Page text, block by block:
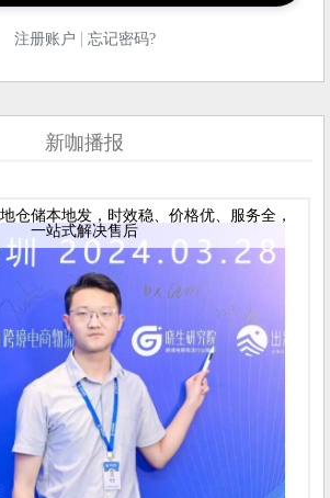
注册账户 | 忘记密码?
新咖播报
仓储本地发，时效稳、价格优、服务全，
一站式解决售后